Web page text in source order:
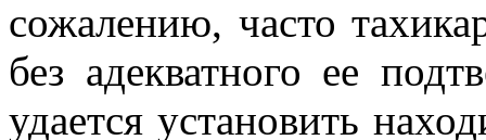
сожалению, часто
без адекватного ее
удается установить